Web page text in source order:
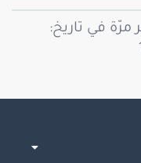
في تاريخ: